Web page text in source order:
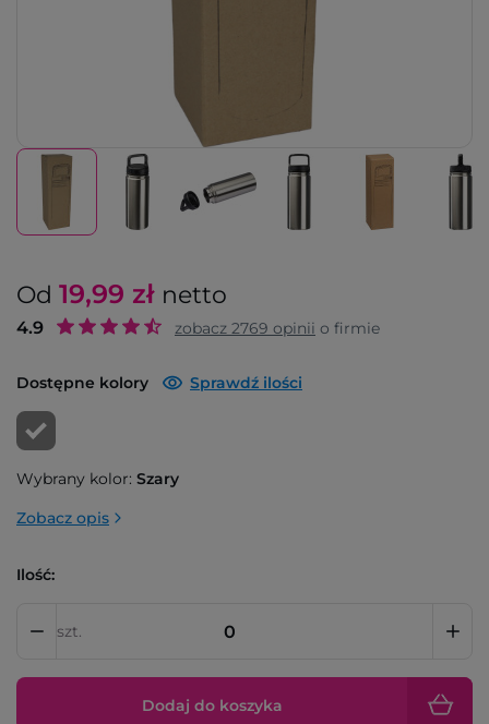
Od 19,99 zł netto
4.9 zobacz 2769 opinii o firmie
Dostępne kolory Sprawdź ilości
Wybrany kolor: Szary
Zobacz opis
Ilość:
szt.
Dodaj do koszyka